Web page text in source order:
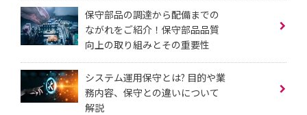
保守部品の調達から配備までの
ながれをご紹介！保守部品品質
向上の取り組みとその重要性
システム運用保守とは? 目的や業
務内容、保守との違いについて
解説